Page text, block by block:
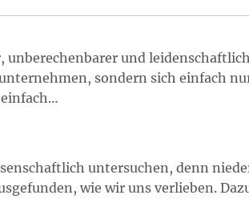
unberechenbarer und
sondern sich einfach
einfach…
untersuchen, denn
wie wir uns verlieben.